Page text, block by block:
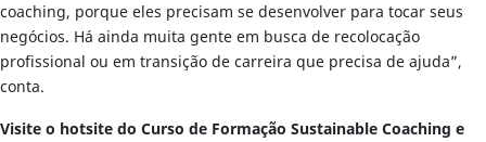
coaching, porque eles precisam se desenvolver para tocar seus
negócios. Há ainda muita gente em busca de recolocação
profissional ou em transição de carreira que precisa de ajuda”,
conta.
Visite o hotsite do Curso de Formação Sustainable Coaching e